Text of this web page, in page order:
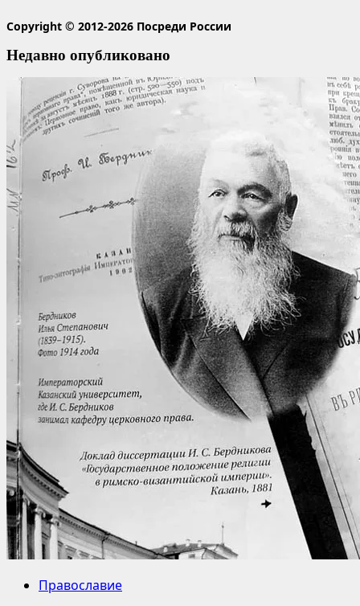
Copyright © 2012-2026 Посреди России
Недавно опубликовано
Православие